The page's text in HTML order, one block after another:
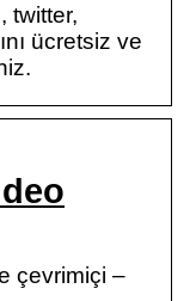
twitter,
ücretsiz ve
çevrimiçi –